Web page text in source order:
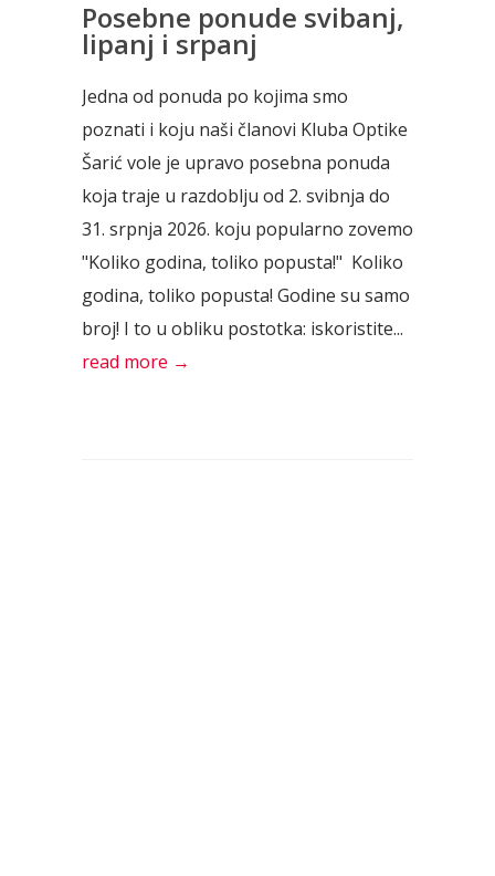
Posebne ponude svibanj,
lipanj i srpanj
Jedna od ponuda po kojima smo
poznati i koju naši članovi Kluba Optike
Šarić vole je upravo posebna ponuda
koja traje u razdoblju od 2. svibnja do
31. srpnja 2026. koju popularno zovemo
"Koliko godina, toliko popusta!" Koliko
godina, toliko popusta! Godine su samo
broj! I to u obliku postotka: iskoristite...
read more →